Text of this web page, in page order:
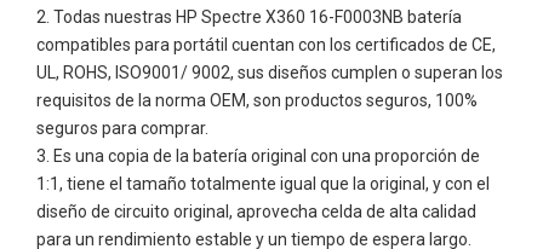
Todas nuestras HP Spectre X360 16-F0003NB batería
compatibles para portátil cuentan con los certificados de CE,
UL, ROHS, ISO9001/ 9002, sus diseños cumplen o superan los
requisitos de la norma OEM, son productos seguros, 100%
seguros para comprar.
Es una copia de la batería original con una proporción de
1:1, tiene el tamaño totalmente igual que la original, y con el
diseño de circuito original, aprovecha celda de alta calidad
para un rendimiento estable y un tiempo de espera largo.